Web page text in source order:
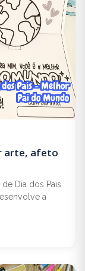
arte, afeto
Dia dos Pais
a